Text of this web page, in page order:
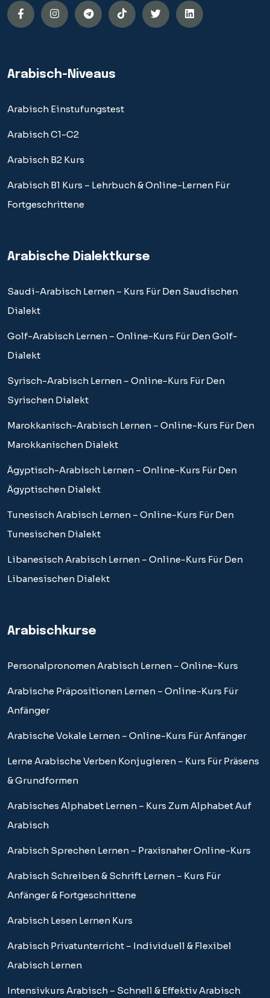
Arabisch-Niveaus
Arabisch Einstufungstest
Arabisch C1-C2
Arabisch B2 Kurs
Arabisch B1 Kurs – Lehrbuch & Online-Lernen Für
Fortgeschrittene
Arabische Dialektkurse
Saudi-Arabisch Lernen – Kurs Für Den Saudischen
Dialekt
Golf-Arabisch Lernen – Online-Kurs Für Den Golf-
Dialekt
Syrisch-Arabisch Lernen – Online-Kurs Für Den
Syrischen Dialekt
Marokkanisch-Arabisch Lernen – Online-Kurs Für Den
Marokkanischen Dialekt
Ägyptisch-Arabisch Lernen – Online-Kurs Für Den
Ägyptischen Dialekt
Tunesisch Arabisch Lernen – Online-Kurs Für Den
Tunesischen Dialekt
Libanesisch Arabisch Lernen – Online-Kurs Für Den
Libanesischen Dialekt
Arabischkurse
Personalpronomen Arabisch Lernen – Online-Kurs
Arabische Präpositionen Lernen – Online-Kurs Für
Anfänger
Arabische Vokale Lernen – Online-Kurs Für Anfänger
Lerne Arabische Verben Konjugieren – Kurs Für Präsens
& Grundformen
Arabisches Alphabet Lernen – Kurs Zum Alphabet Auf
Arabisch
Arabisch Sprechen Lernen – Praxisnaher Online-Kurs
Arabisch Schreiben & Schrift Lernen – Kurs Für
Anfänger & Fortgeschrittene
Arabisch Lesen Lernen Kurs
Arabisch Privatunterricht – Individuell & Flexibel
Arabisch Lernen
Intensivkurs Arabisch – Schnell & Effektiv Arabisch